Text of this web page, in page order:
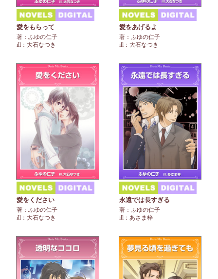
愛をもらって
著：ふゆの仁子
ill：大石なつき
愛をあげるよ
著：ふゆの仁子
ill：大石なつき
愛をください
著：ふゆの仁子
ill：大石なつき
永遠では長すぎる
著：ふゆの仁子
ill：あさま梓